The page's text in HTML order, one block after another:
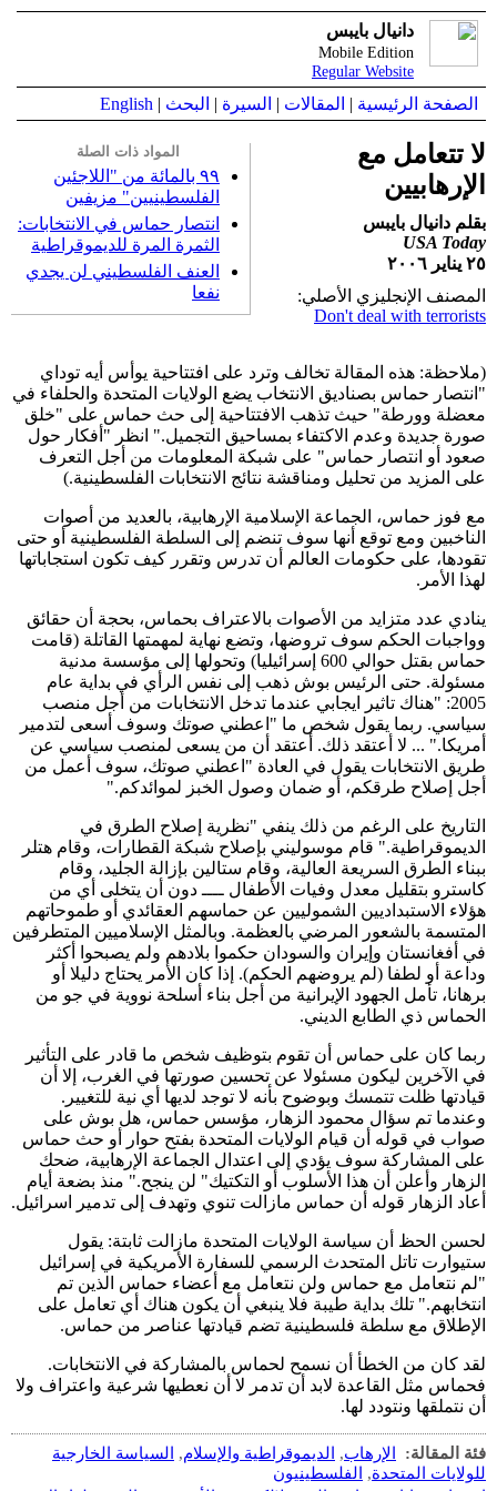
دانيال بايبس
Mobile Edition
Regular Website
الصفحة الرئيسية | المقالات | السيرة | البحث |
English
المواد ذات الصلة
٩٩ بالمائة من "اللاجئين
الفلسطينيين" مزيفين
انتصار حماس في الانتخابات:
الثمرة المرة للديموقراطية
العنف الفلسطيني لن يجدي
نفعا
لا تتعامل مع
الإرهابيين
بقلم دانيال بايبس
USA Today
٢٥ يناير ٢٠٠٦
المصنف الإنجليزي الأصلي:
Don't deal with terrorists
(ملاحظة: هذه المقالة تخالف وترد على افتتاحية يوأس أيه توداي
"انتصار حماس بصناديق الانتخاب يضع الولايات المتحدة والحلفاء في
معضلة وورطة" حيث تذهب الافتتاحية إلى حث حماس على "خلق
صورة جديدة وعدم الاكتفاء بمساحيق التجميل." انظر "أفكار حول
صعود أو انتصار حماس" على شبكة المعلومات من أجل التعرف
على المزيد من تحليل ومناقشة نتائج الانتخابات الفلسطينية.)
مع فوز حماس، الجماعة الإسلامية الإرهابية، بالعديد من أصوات
الناخبين ومع توقع أنها سوف تنضم إلى السلطة الفلسطينية أو حتى
تقودها، على حكومات العالم أن تدرس وتقرر كيف تكون استجاباتها
لهذا الأمر.
ينادي عدد متزايد من الأصوات بالاعتراف بحماس، بحجة أن حقائق
وواجبات الحكم سوف تروضها، وتضع نهاية لمهمتها القاتلة (قامت
حماس بقتل حوالي 600 إسرائيليا) وتحولها إلى مؤسسة مدنية
مسئولة. حتى الرئيس بوش ذهب إلى نفس الرأي في بداية عام
2005: "هناك تاثير ايجابي عندما تدخل الانتخابات من أجل منصب
سياسي. ربما يقول شخص ما "اعطني صوتك وسوف أسعى لتدمير
أمريكا." ... لا أعتقد ذلك. أعتقد أن من يسعى لمنصب سياسي عن
طريق الانتخابات يقول في العادة "اعطني صوتك، سوف أعمل من
أجل إصلاح طرقكم، أو ضمان وصول الخبز لموائدكم."
التاريخ على الرغم من ذلك ينفي "نظرية إصلاح الطرق في
الديموقراطية." قام موسوليني بإصلاح شبكة القطارات، وقام هتلر
ببناء الطرق السريعة العالية، وقام ستالين بإزالة الجليد، وقام
كاسترو بتقليل معدل وفيات الأطفال ــــ دون أن يتخلى أي من
هؤلاء الاستبداديين الشموليين عن حماسهم العقائدي أو طموحاتهم
المتسمة بالشعور المرضي بالعظمة. وبالمثل الإسلاميين المتطرفين
في أفغانستان وإيران والسودان حكموا بلادهم ولم يصبحوا أكثر
وداعة أو لطفا (لم يروضهم الحكم). إذا كان الأمر يحتاج دليلا أو
برهانا، تأمل الجهود الإيرانية من أجل بناء أسلحة نووية في جو من
الحماس ذي الطابع الديني.
ربما كان على حماس أن تقوم بتوظيف شخص ما قادر على التأثير
في الآخرين ليكون مسئولا عن تحسين صورتها في الغرب، إلا أن
قيادتها ظلت تتمسك وبوضوح بأنه لا توجد لديها أي نية للتغيير.
وعندما تم سؤال محمود الزهار، مؤسس حماس، هل بوش على
صواب في قوله أن قيام الولايات المتحدة بفتح حوار أو حث حماس
على المشاركة سوف يؤدي إلى اعتدال الجماعة الإرهابية، ضحك
الزهار وأعلن أن هذا الأسلوب أو التكتيك" لن ينجح." منذ بضعة أيام
أعاد الزهار قوله أن حماس مازالت تنوي وتهدف إلى تدمير اسرائيل.
لحسن الحظ أن سياسة الولايات المتحدة مازالت ثابتة: يقول
ستيوارت تاتل المتحدث الرسمي للسفارة الأمريكية في إسرائيل
"لم نتعامل مع حماس ولن نتعامل مع أعضاء حماس الذين تم
انتخابهم." تلك بداية طيبة فلا ينبغي أن يكون هناك أي تعامل على
الإطلاق مع سلطة فلسطينية تضم قيادتها عناصر من حماس.
لقد كان من الخطأ أن نسمح لحماس بالمشاركة في الانتخابات.
فحماس مثل القاعدة لابد أن تدمر لا أن نعطيها شرعية واعتراف ولا
أن نتملقها ونتودد لها.
فئة المقالة: الإرهاب, الديموقراطية والإسلام, السياسة الخارجية
للولايات المتحدة, الفلسطينيون